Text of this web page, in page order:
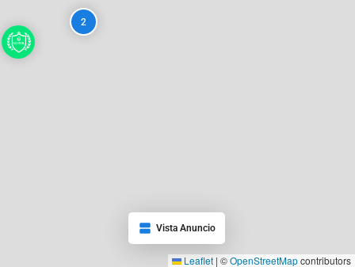
2
Leaflet | ©OpenStreetMapcontributors
Vista Anuncio